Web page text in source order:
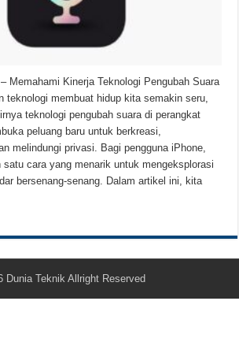
Kamu Makin Cuan! Begini Cara Buka
Memahami Kinerja Teknologi Pengubah Suara
teknologi membuat hidup kita semakin seru,
teknologi pengubah suara di perangkat
peluang baru untuk berkreasi,
melindungi privasi. Bagi pengguna iPhone,
cara yang menarik untuk mengeksplorasi
bersenang-senang. Dalam artikel ini, kita
Dunia Teknik Allright Reserved